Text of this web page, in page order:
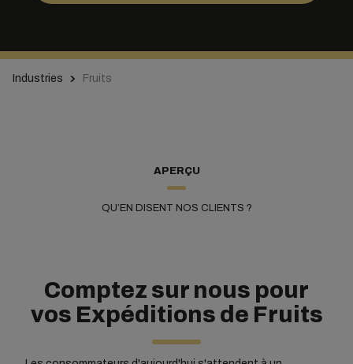
Industries Fruits
APERÇU
QU’EN DISENT NOS CLIENTS ?
Comptez sur nous pour
vos Expéditions de Fruits